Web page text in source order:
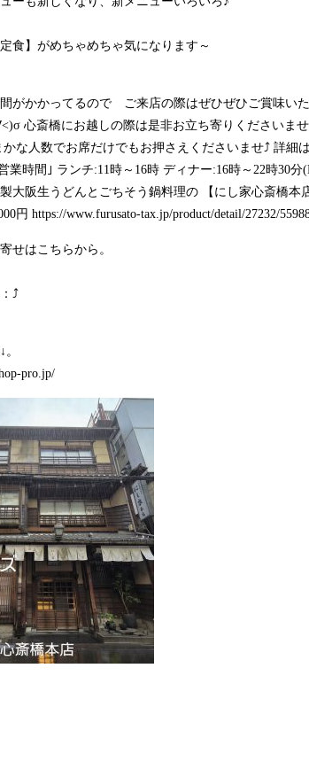
食】がめちゃめちゃ気になります～
がかかってるので ご来店の際はぜひぜひご賞味いた
心斎橋にお越しの際は是非お立ち寄りくださいま
な人数でお席だけでもお押さえくださいませ⤴️ 詳細
業時間｣ ランチ:11時～16時 ディナー:16時～22時
大阪生うどんとごちそう鍋料理の 【にし家心斎橋
円 https://www.furusato-tax.jp/product/detail/27232/
せはこちらから。
⤴️
pro.jp/